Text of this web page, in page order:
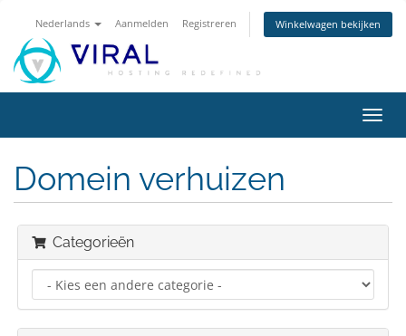
Nederlands Aanmelden Registreren Winkelwagen bekijken
in-/
Domein verhuizen
Categorieën